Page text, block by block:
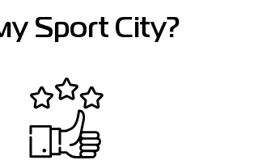
Sport City?